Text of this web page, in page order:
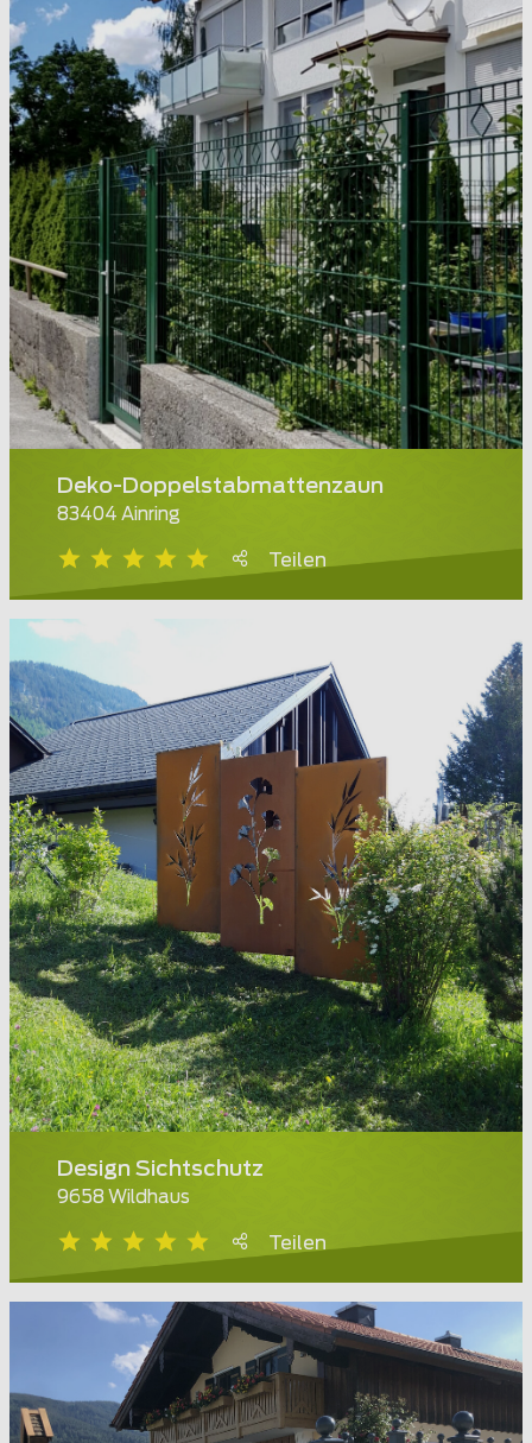
Deko-Doppelstabmattenzaun
83404 Ainring
Teilen
Design Sichtschutz
9658 Wildhaus
Teilen